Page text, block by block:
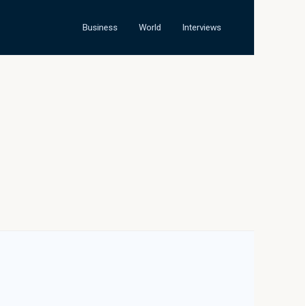
Business World Interviews